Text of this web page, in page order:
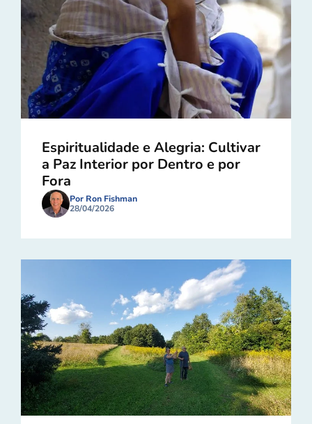
Espiritualidade e Alegria: Cultivar
a Paz Interior por Dentro e por
Fora
Por Ron Fishman
28/04/2026